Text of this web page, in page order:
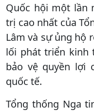
Quốc hội một lần
trị cao nhất của
Lâm và sự ủng hộ
lối phát triển kinh
bảo vệ quyền lợi
quốc tế.
Tổng thống Nga